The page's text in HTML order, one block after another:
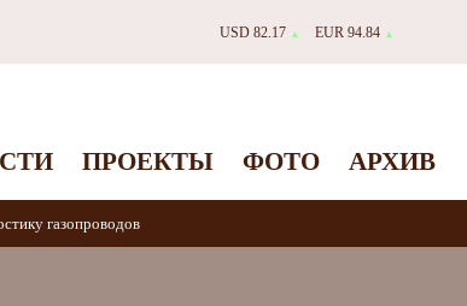
USD 82.17 ▲ EUR 94.84 ▲
ПРОЕКТЫ ФОТО АРХИВ
газопроводов